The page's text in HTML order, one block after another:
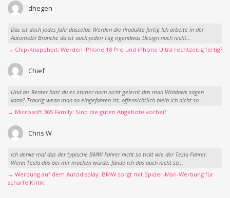
dhegen
Das ist doch jedes Jahr dasselbe Werden die Produkte fertig Ich arbeite in der
Automobil Branche da ist auch jeden Tag irgendwas Design noch nicht...
→ Chip-Knappheit: Werden iPhone 18 Pro und iPhone Ultra rechtzeitig fertig?
Chief
Und als Renter hast du es immer noch nicht gelernt das man Windows sagen
kann? Traurig wenn man so eingefahren ist, offensichtlich bleib ich nicht so...
→ Microsoft 365 Family: Sind die guten Angebote vorbei?
Chris W
Ich denke mal das der typische BMW Fahrer nicht so tickt wie der Tesla Fahrer.
Wenn Tesla das bei mir machen würde, fände ich das auch nicht so...
→ Werbung auf dem Autodisplay: BMW sorgt mit Spider-Man-Werbung für
scharfe Kritik